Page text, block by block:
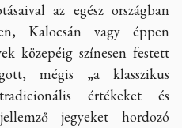
az egész országban
Kalocsán vagy éppen
közepéig színesen festett
mégis „a klasszikus
értékeket és
jegyeket hordozó